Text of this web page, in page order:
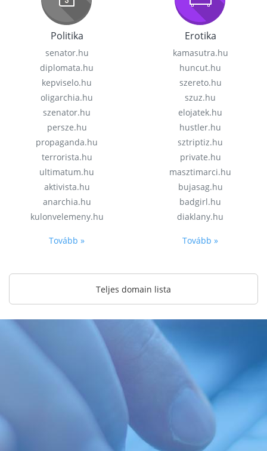
Politika
senator.hu
diplomata.hu
kepviselo.hu
oligarchia.hu
szenator.hu
persze.hu
propaganda.hu
terrorista.hu
ultimatum.hu
aktivista.hu
anarchia.hu
kulonvelemeny.hu
Tovább »
Erotika
kamasutra.hu
huncut.hu
szereto.hu
szuz.hu
elojatek.hu
hustler.hu
sztriptiz.hu
private.hu
masztimarci.hu
bujasag.hu
badgirl.hu
diaklany.hu
Tovább »
Teljes domain lista